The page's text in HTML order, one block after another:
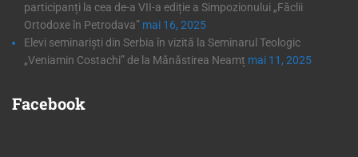
participanți la cea de-a VII-a ediție a Simpozionului „Făclii
Ortodoxe în Petrodava” mai 16, 2025
Elevi seminariști din Serbia în vizită la Seminarul Teologic
„Veniamin Costachi” de la Mănăstirea Neamț mai 11, 2025
Facebook